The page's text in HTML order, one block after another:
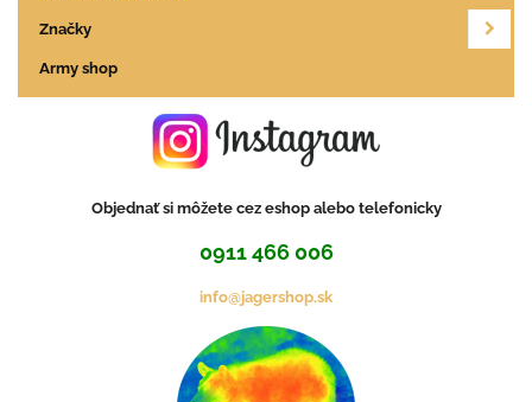
Značky
Army shop
Objednať si môžete cez eshop alebo telefonicky
0911 466 006
info@jagershop.sk